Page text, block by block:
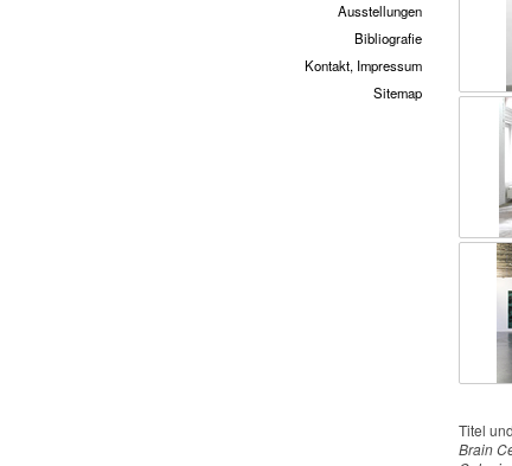
Ausstellungen
Bibliografie
Kontakt, Impressum
Sitemap
Titel
Brain